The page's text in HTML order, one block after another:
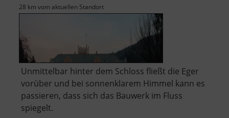
28 km vom aktuellen Standort
Unmittelbar hinter dem Schloss fließt die Eger
vorüber und bei sonnenklarem Himmel kann es
passieren, dass sich das Bauwerk im Fluss
spiegelt.